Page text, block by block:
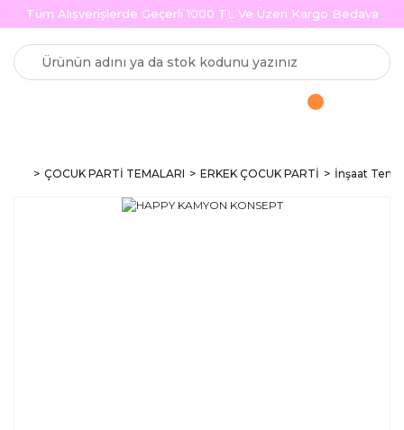
Tüm Alışverişlerde Geçerli 1000 TL Ve Üzeri Kargo Bedava
ÇOCUK PARTİ TEMALARI ERKEK ÇOCUK PARTİ İnşaat